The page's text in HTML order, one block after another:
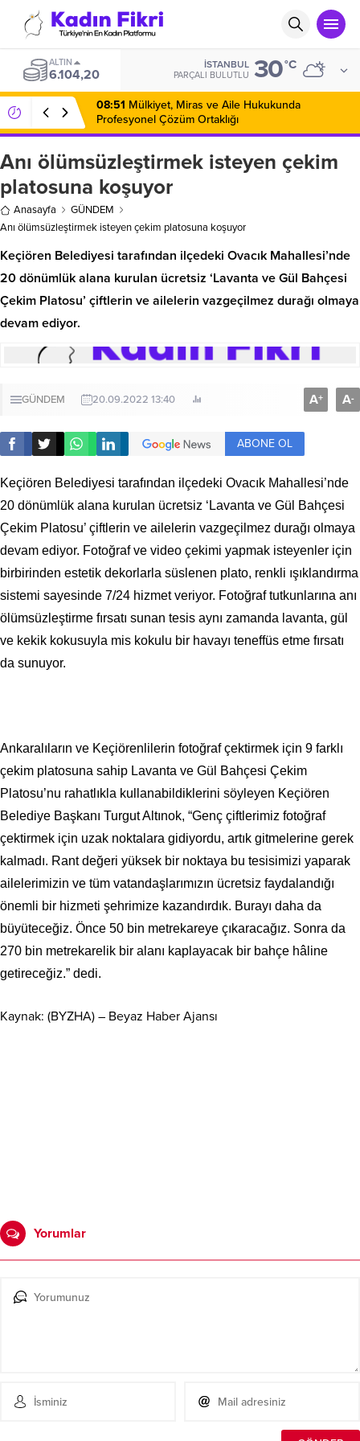
ALTIN
6.104,20
İSTANBUL
PARÇALI BULUTLU 30°C
08:51 Mülkiyet, Miras ve Aile Hukukunda
Profesyonel Çözüm Ortaklığı
Anı ölümsüzleştirmek isteyen çekim
platosuna koşuyor
Anasayfa
GÜNDEM
Anı ölümsüzleştirmek isteyen çekim platosuna koşuyor
Keçiören Belediyesi tarafından ilçedeki Ovacık Mahallesi’nde
20 dönümlük alana kurulan ücretsiz ‘Lavanta ve Gül Bahçesi
Çekim Platosu’ çiftlerin ve ailelerin vazgeçilmez durağı olmaya
devam ediyor.
GÜNDEM 20.09.2022 13:40 A+ A-
ABONE OL
Keçiören Belediyesi tarafından ilçedeki Ovacık Mahallesi’nde
20 dönümlük alana kurulan ücretsiz ‘Lavanta ve Gül Bahçesi
Çekim Platosu’ çiftlerin ve ailelerin vazgeçilmez durağı olmaya
devam ediyor. Fotoğraf ve video çekimi yapmak isteyenler için
birbirinden estetik dekorlarla süslenen plato, renkli ışıklandırma
sistemi sayesinde 7/24 hizmet veriyor. Fotoğraf tutkunlarına anı
ölümsüzleştirme fırsatı sunan tesis aynı zamanda lavanta, gül
ve kekik kokusuyla mis kokulu bir havayı teneffüs etme fırsatı
da sunuyor.
Ankaralıların ve Keçiörenlilerin fotoğraf çektirmek için 9 farklı
çekim platosuna sahip Lavanta ve Gül Bahçesi Çekim
Platosu’nu rahatlıkla kullanabildiklerini söyleyen Keçiören
Belediye Başkanı Turgut Altınok, “Genç çiftlerimiz fotoğraf
çektirmek için uzak noktalara gidiyordu, artık gitmelerine gerek
kalmadı. Rant değeri yüksek bir noktaya bu tesisimizi yaparak
ailelerimizin ve tüm vatandaşlarımızın ücretsiz faydalandığı
önemli bir hizmeti şehrimize kazandırdık. Burayı daha da
büyüteceğiz. Önce 50 bin metrekareye çıkaracağız. Sonra da
270 bin metrekarelik bir alanı kaplayacak bir bahçe hâline
getireceğiz.” dedi.
Kaynak: (BYZHA) – Beyaz Haber Ajansı
Yorumlar